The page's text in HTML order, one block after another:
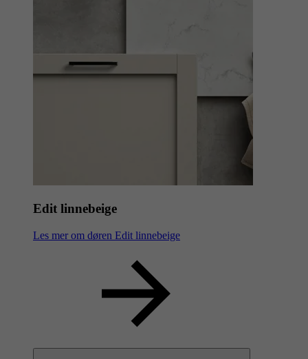
Edit linnebeige
Les mer om døren Edit linnebeige